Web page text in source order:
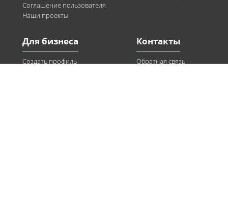
Соглашение пользователя
Наши проекты
Для бизнеса
Создать профиль
Контакты
Обратная связь